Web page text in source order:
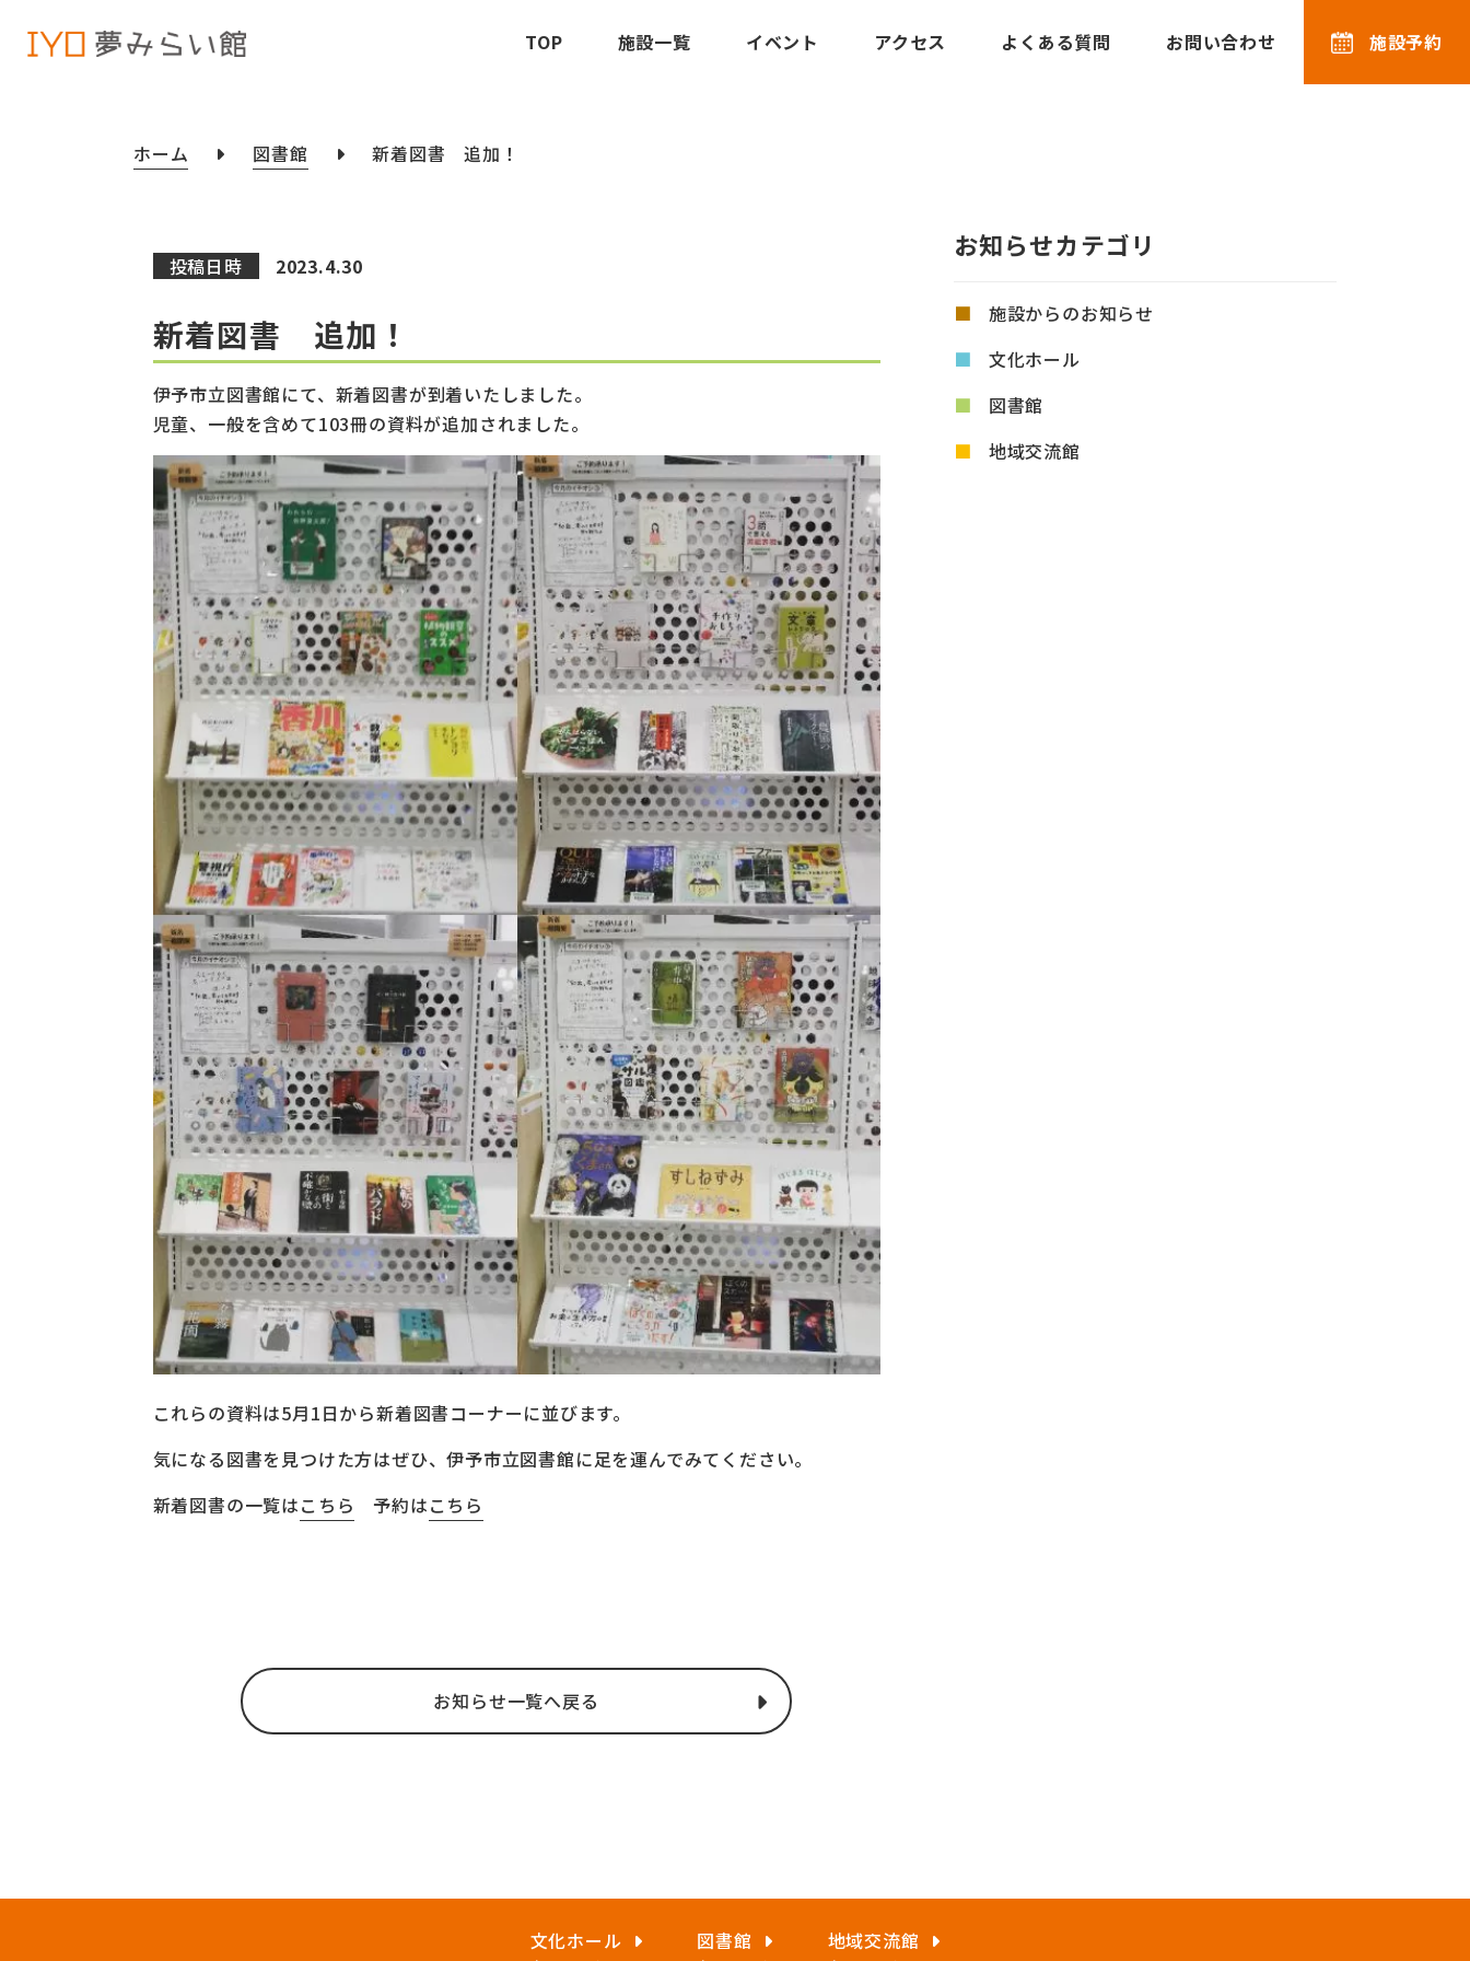
TOP 施設一覧 イベント アクセス よくある質問 お問い合わせ 施設予約
ホーム 図書館 新着図書 追加！
投稿日時 2023.4.30
新着図書 追加！
伊予市立図書館にて、新着図書が到着いたしました。
児童、一般を含めて103冊の資料が追加されました。
これらの資料は5月1日から新着図書コーナーに並びます。
気になる図書を見つけた方はぜひ、伊予市立図書館に足を運んでみてください。
新着図書の一覧はこちら 予約はこちら
お知らせ一覧へ戻る
お知らせカテゴリ
施設からのお知らせ
文化ホール
図書館
地域交流館
文化ホール 図書館 地域交流館